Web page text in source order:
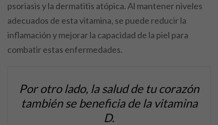
psoriasis y la dermatitis atópica. Al mantener niveles
adecuados de esta vitamina, se puede reducir la
inflamación y mejorar la capacidad de la piel para
combatir estas enfermedades.
Por otro lado, la salud de tu corazón
también se beneficia de la vitamina
D.